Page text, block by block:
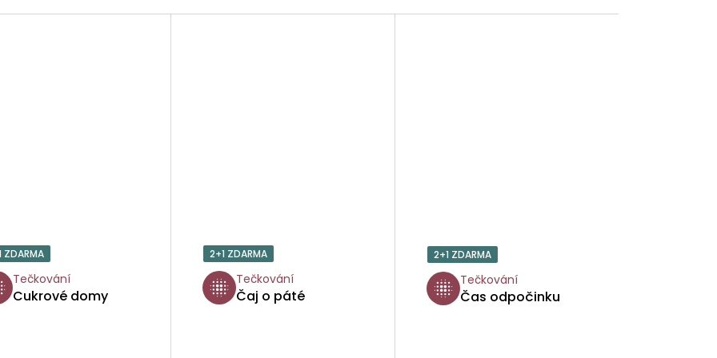
ZDARMA
Tečkování
Cukrové domy
2+1 ZDARMA
Tečkování
Čaj o páté
2+1 ZDARMA
Tečkování
Čas odpočinku